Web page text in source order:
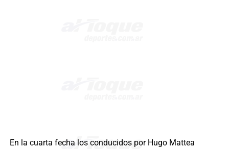
En la cuarta fecha los conducidos por Hugo Mattea